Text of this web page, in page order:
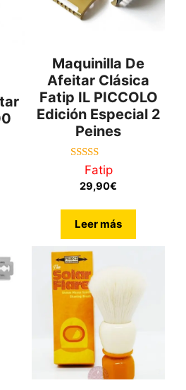
Maquinilla De
Afeitar Clásica
Fatip IL PICCOLO
Edición Especial 2
Peines
5.00
de 5
Fatip
29,90€
Leer más